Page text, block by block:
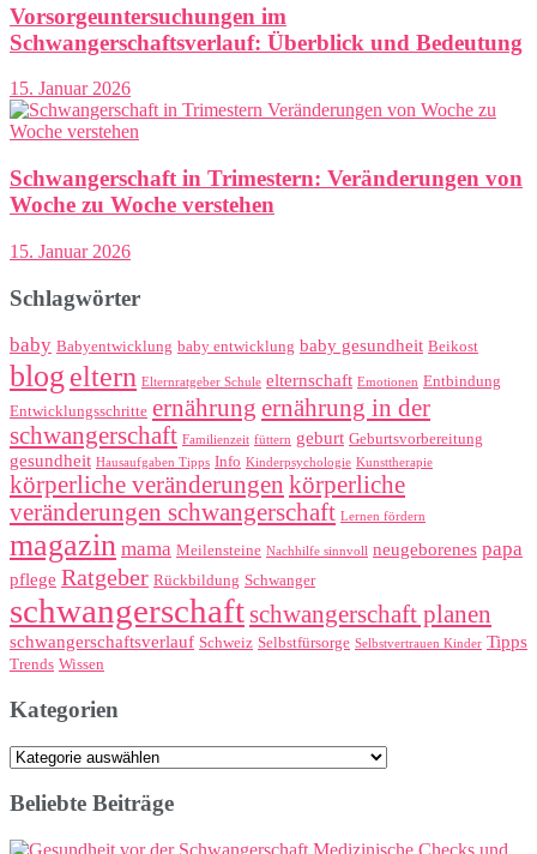
Vorsorgeuntersuchungen im
Schwangerschaftsverlauf: Überblick und Bedeutung
15. Januar 2026
Schwangerschaft in Trimestern: Veränderungen von
Woche zu Woche verstehen
15. Januar 2026
Schlagwörter
baby Babyentwicklung baby entwicklung baby gesundheit Beikost
blog eltern Elternratgeber Schule elternschaft Emotionen Entbindung
Entwicklungsschritte ernährung ernährung in der
schwangerschaft Familienzeit füttern geburt Geburtsvorbereitung
gesundheit Hausaufgaben Tipps Info Kinderpsychologie Kunsttherapie
körperliche veränderungen körperliche
veränderungen schwangerschaft Lernen fördern
magazin mama Meilensteine Nachhilfe sinnvoll neugeborenes papa
pflege Ratgeber Rückbildung Schwanger
schwangerschaftschwangerschaft planen
schwangerschaftsverlauf Schweiz Selbstfürsorge Selbstvertrauen Kinder Tipps
Trends Wissen
Kategorien
Kategorien
Beliebte Beiträge